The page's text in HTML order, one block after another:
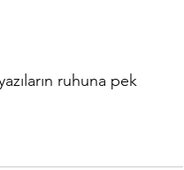
ruhuna pek